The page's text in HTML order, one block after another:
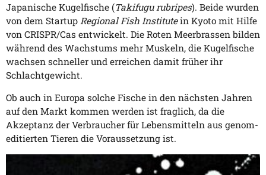
Japanische Kugelfische (Takifugu rubripes). Beide wurden
von dem Startup Regional Fish Institutein Kyoto mit Hilfe
von CRISPR/Cas entwickelt. Die Roten Meerbrassen bilden
während des Wachstums mehr Muskeln, die Kugelfische
wachsen schneller und erreichen damit früher ihr
Schlachtgewicht.
Ob auch in Europa solche Fische in den nächsten Jahren
auf den Markt kommen werden ist fraglich, da die
Akzeptanz der Verbraucher für Lebensmitteln aus genom-
editierten Tieren die Voraussetzung ist.